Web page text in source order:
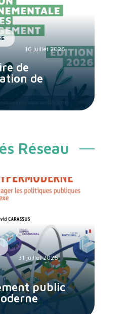
16 juillet 2026
de
de
Réseau
31 juillet 2026
public